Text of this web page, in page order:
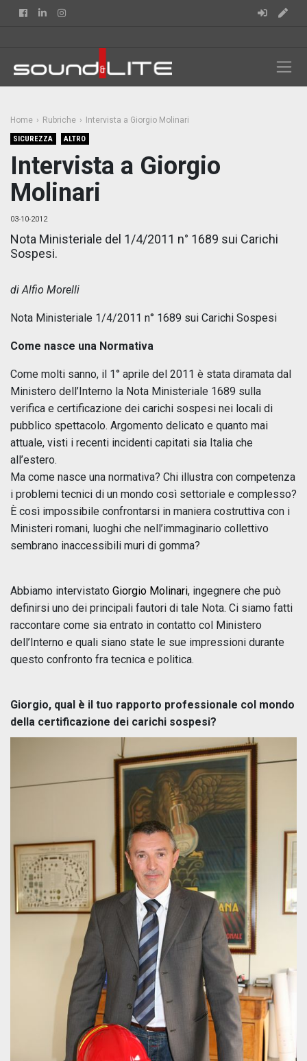
FacebookLinkedin
Home Rubriche Intervista a Giorgio Molinari
SICUREZZA ALTRO
Intervista a Giorgio
Molinari
03-10-2012
Nota Ministeriale del 1/4/2011 n° 1689 sui Carichi
Sospesi.
di Alfio Morelli
Nota Ministeriale 1/4/2011 n° 1689 sui Carichi Sospesi
Come nasce una Normativa
Come molti sanno, il 1° aprile del 2011 è stata diramata dal
Ministero dell’Interno la Nota Ministeriale 1689 sulla
verifica e certificazione dei carichi sospesi nei locali di
pubblico spettacolo. Argomento delicato e quanto mai
attuale, visti i recenti incidenti capitati sia Italia che
all’estero.
Ma come nasce una normativa? Chi illustra con competenza
i problemi tecnici di un mondo così settoriale e complesso?
È così impossibile confrontarsi in maniera costruttiva con i
Ministeri romani, luoghi che nell’immaginario collettivo
sembrano inaccessibili muri di gomma?
Abbiamo intervistato Giorgio Molinari, ingegnere che può
definirsi uno dei principali fautori di tale Nota. Ci siamo fatti
raccontare come sia entrato in contatto col Ministero
dell’Interno e quali siano state le sue impressioni durante
questo confronto fra tecnica e politica.
Giorgio, qual è il tuo rapporto professionale col mondo
della certificazione dei carichi sospesi?